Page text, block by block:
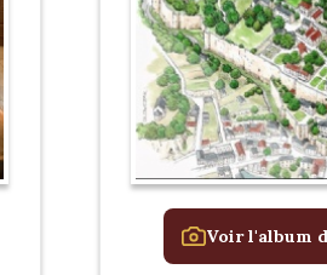
Voir l'album